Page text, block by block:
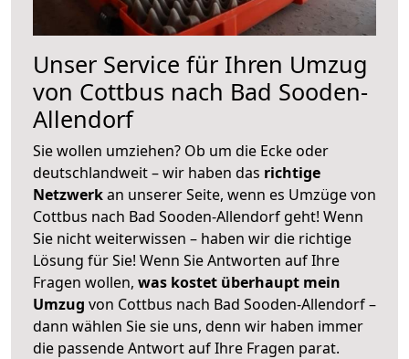
Unser Service für Ihren Umzug
von Cottbus nach Bad Sooden-
Allendorf
Sie wollen umziehen? Ob um die Ecke oder
deutschlandweit – wir haben das richtige
Netzwerkan unserer Seite, wenn es Umzüge von
Cottbus nach Bad Sooden-Allendorf geht! Wenn
Sie nicht weiterwissen – haben wir die richtige
Lösung für Sie! Wenn Sie Antworten auf Ihre
Fragen wollen, was kostet überhaupt mein
Umzug von Cottbus nach Bad Sooden-Allendorf –
dann wählen Sie sie uns, denn wir haben immer
die passende Antwort auf Ihre Fragen parat.